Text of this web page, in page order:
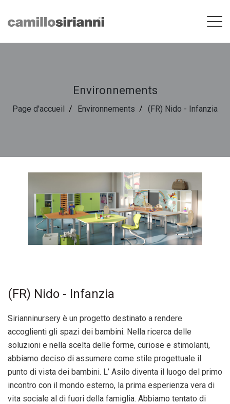
Environnements
Page d'accueil Environnements (FR) Nido - Infanzia
(FR) Nido - Infanzia
Sirianninursery è un progetto destinato a rendere
accoglienti gli spazi dei bambini. Nella ricerca delle
soluzioni e nella scelta delle forme, curiose e stimolanti,
abbiamo deciso di assumere come stile progettuale il
punto di vista dei bambini. L’ Asilo diventa il luogo del primo
incontro con il mondo esterno, la prima esperienza vera di
vita sociale al di fuori della famiglia. Abbiamo tentato di